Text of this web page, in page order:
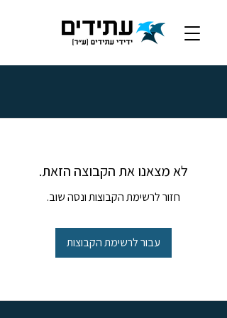
לא מצאנו את הקבוצה הזאת.
חזור לרשימת הקבוצות ונסה שוב.
עבור לרשימת הקבוצות